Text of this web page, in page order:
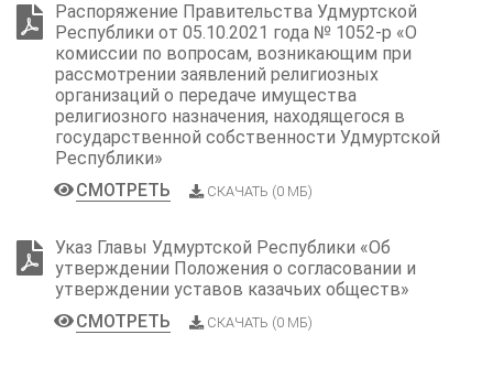
Распоряжение Правительства Удмуртской
Республики от 05.10.2021 года № 1052-р «О
комиссии по вопросам, возникающим при
рассмотрении заявлений религиозных
организаций о передаче имущества
религиозного назначения, находящегося в
государственной собственности Удмуртской
Республики»
СМОТРЕТЬ
СКАЧАТЬ (0 МБ)
Указ Главы Удмуртской Республики «Об
утверждении Положения о согласовании и
утверждении уставов казачьих обществ»
СМОТРЕТЬ
СКАЧАТЬ (0 МБ)